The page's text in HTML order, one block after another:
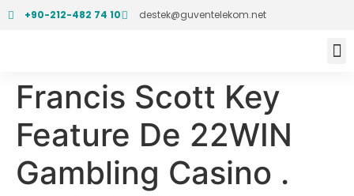
+90-212-482 74 10 destek@guventelekom.net
Francis Scott Key
Feature De 22WIN
Gambling Casino .